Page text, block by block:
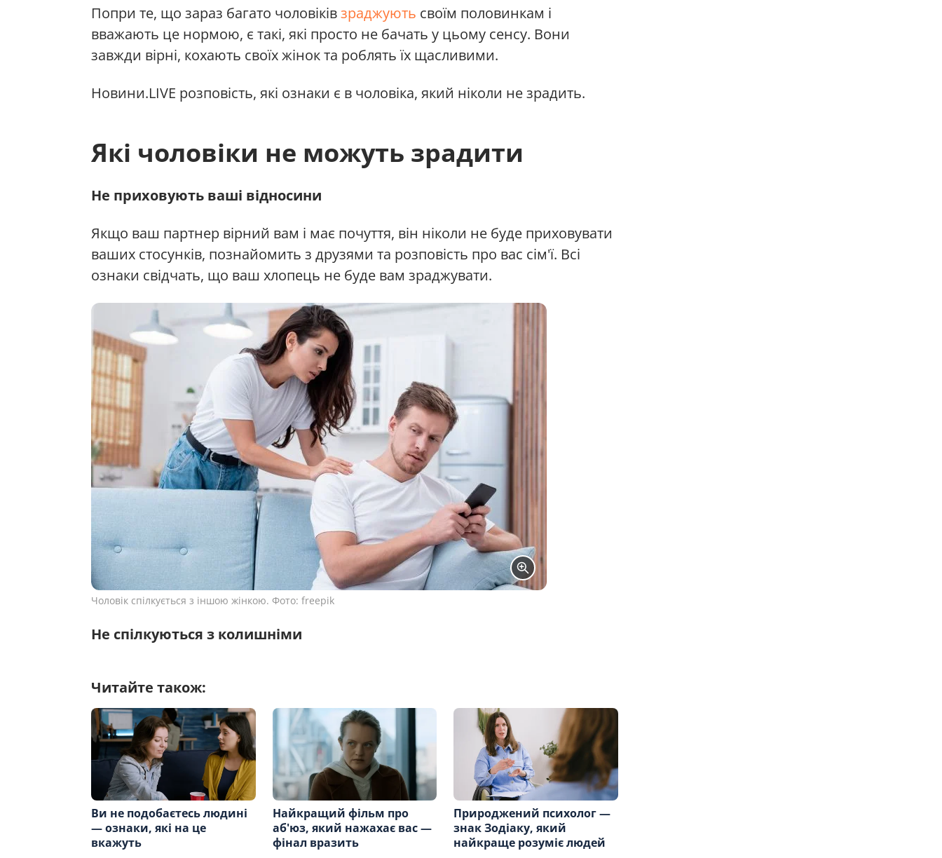
Попри те, що зараз багато чоловіківзраджують своїм половинкам і
вважають це нормою, є такі, які просто не бачать у цьому сенсу. Вони
завжди вірні, кохають своїх жінок та роблять їх щасливими.
Новини.LIVE розповість, які ознаки є в чоловіка, який ніколи не зрадить.
Які чоловіки не можуть зрадити
Не приховують ваші відносини
Якщо ваш партнер вірний вам і має почуття, він ніколи не буде приховувати
ваших стосунків, познайомить з друзями та розповість про вас сім'ї. Всі
ознаки свідчать, що ваш хлопець не буде вам зраджувати.
Чоловік спілкується з іншою жінкою. Фото: freepik
Не спілкуються з колишніми
Читайте також:
Ви не подобаєтесь людині
— ознаки, які на це
вкажуть
Найкращий фільм про
аб'юз, який нажахає вас —
фінал вразить
Природжений психолог —
знак Зодіаку, який
найкраще розуміє людей